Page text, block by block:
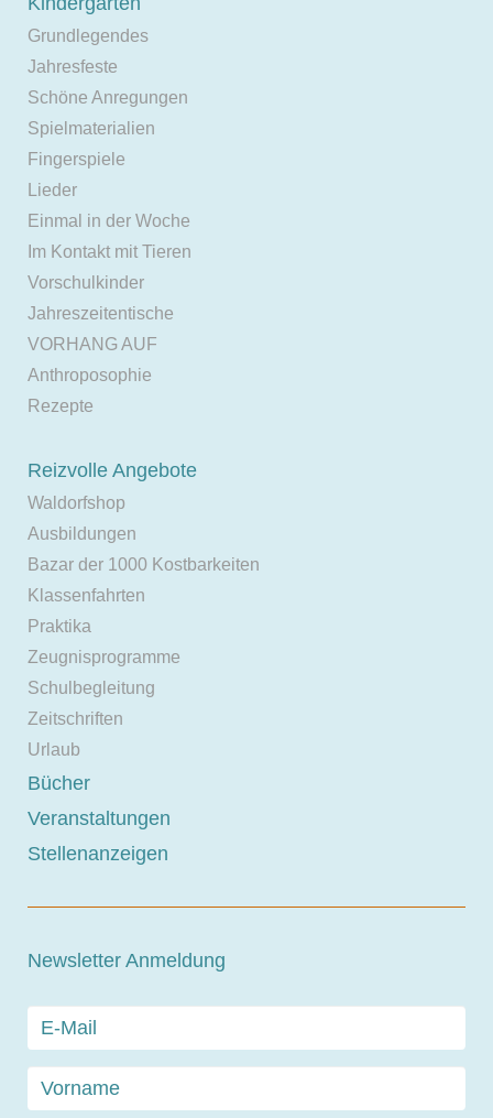
Grundlegendes
Jahresfeste
Schöne Anregungen
Spielmaterialien
Fingerspiele
Lieder
Einmal in der Woche
Im Kontakt mit Tieren
Vorschulkinder
Jahreszeitentische
VORHANG AUF
Anthroposophie
Rezepte
Reizvolle Angebote
Waldorfshop
Ausbildungen
Bazar der 1000 Kostbarkeiten
Klassenfahrten
Praktika
Zeugnisprogramme
Schulbegleitung
Zeitschriften
Urlaub
Bücher
Veranstaltungen
Stellenanzeigen
Newsletter Anmeldung